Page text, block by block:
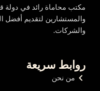
مكتب محاماة رائد في دولة
والمستشارين لتقديم أفضل
والشركات.
روابط سريعة
من نحن